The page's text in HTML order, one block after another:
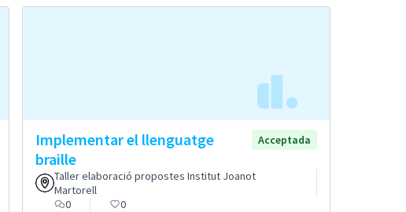
Implementar el llenguatge
braille
Acceptada
Taller elaboració propostes Institut Joanot
Martorell
0
0